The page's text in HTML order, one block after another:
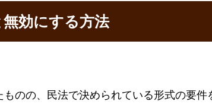
効にする方法
のの、民法で決められている形式の要件